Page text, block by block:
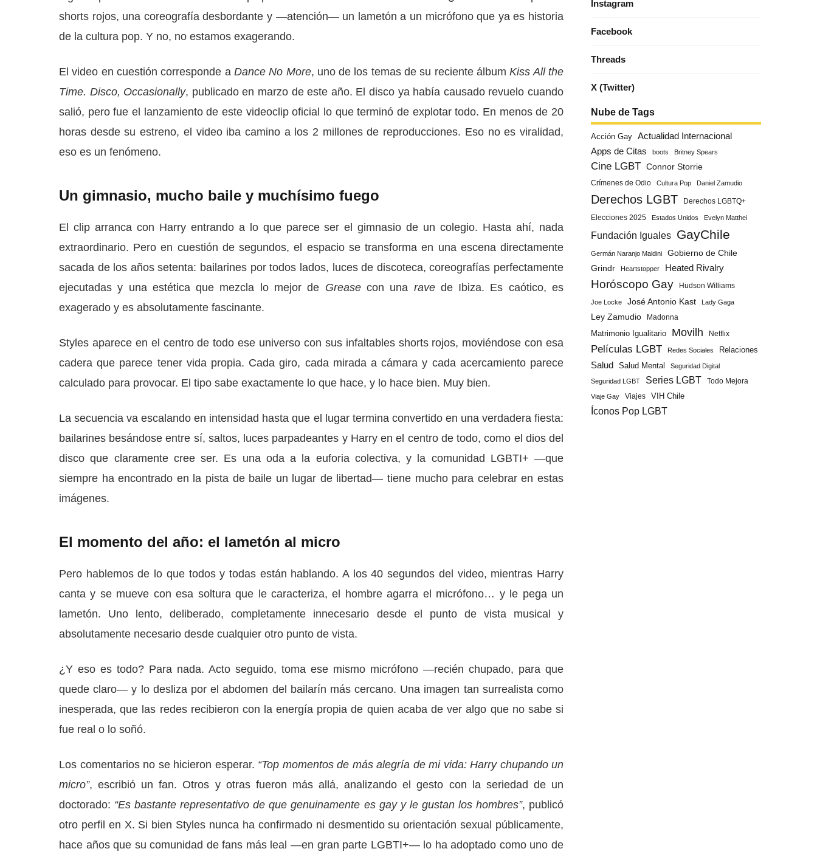
shorts rojos, una coreografía desbordante y —atención— un lametón a un micrófono que ya es historia
de la cultura pop. Y no, no estamos exagerando.
El video en cuestión corresponde a Dance No More, uno de los temas de su reciente álbumKiss All the
Time. Disco, Occasionally, publicado en marzo de este año. El disco ya había causado revuelo cuando
salió, pero fue el lanzamiento de este videoclip oficial lo que terminó de explotar todo. En menos de 20
horas desde su estreno, el video iba camino a los 2 millones de reproducciones. Eso no es viralidad,
eso es un fenómeno.
Un gimnasio, mucho baile y muchísimo fuego
El clip arranca con Harry entrando a lo que parece ser el gimnasio de un colegio. Hasta ahí, nada
extraordinario. Pero en cuestión de segundos, el espacio se transforma en una escena directamente
sacada de los años setenta: bailarines por todos lados, luces de discoteca, coreografías perfectamente
ejecutadas y una estética que mezcla lo mejor de Greasecon una ravede Ibiza. Es caótico, es
exagerado y es absolutamente fascinante.
Styles aparece en el centro de todo ese universo con sus infaltables shorts rojos, moviéndose con esa
cadera que parece tener vida propia. Cada giro, cada mirada a cámara y cada acercamiento parece
calculado para provocar. El tipo sabe exactamente lo que hace, y lo hace bien. Muy bien.
La secuencia va escalando en intensidad hasta que el lugar termina convertido en una verdadera fiesta:
bailarines besándose entre sí, saltos, luces parpadeantes y Harry en el centro de todo, como el dios del
disco que claramente cree ser. Es una oda a la euforia colectiva, y la comunidad LGBTI+ —que
siempre ha encontrado en la pista de baile un lugar de libertad— tiene mucho para celebrar en estas
imágenes.
El momento del año: el lametón al micro
Pero hablemos de lo que todos y todas están hablando. A los 40 segundos del video, mientras Harry
canta y se mueve con esa soltura que le caracteriza, el hombre agarra el micrófono… y le pega un
lametón. Uno lento, deliberado, completamente innecesario desde el punto de vista musical y
absolutamente necesario desde cualquier otro punto de vista.
¿Y eso es todo? Para nada. Acto seguido, toma ese mismo micrófono —recién chupado, para que
quede claro— y lo desliza por el abdomen del bailarín más cercano. Una imagen tan surrealista como
inesperada, que las redes recibieron con la energía propia de quien acaba de ver algo que no sabe si
fue real o lo soñó.
Los comentarios no se hicieron esperar. “Top momentos de más alegría de mi vida: Harry chupando un
micro”, escribió un fan. Otros y otras fueron más allá, analizando el gesto con la seriedad de un
doctorado: “Es bastante representativo de que genuinamente es gay y le gustan los hombres”, publicó
otro perfil en X. Si bien Styles nunca ha confirmado ni desmentido su orientación sexual públicamente,
hace años que su comunidad de fans más leal —en gran parte LGBTI+— lo ha adoptado como uno de
Instagram
Facebook
Threads
X (Twitter)
Nube de Tags
Acción Gay
Actualidad Internacional
Apps de Citas
boots Britney Spears
Cine LGBT Connor Storrie
Crímenes de Odio Cultura Pop Daniel Zamudio
Derechos LGBT
Derechos LGBTQ+
Elecciones 2025
Estados Unidos Evelyn Matthei
Fundación Iguales GayChile
Germán Naranjo Maldini
Gobierno de Chile
Grindr
Heartstopper Heated Rivalry
Horóscopo Gay Hudson Williams
Joe Locke José Antonio Kast Lady Gaga
Ley Zamudio Madonna
Matrimonio Igualitario Movilh Netflix
Películas LGBT Redes Sociales Relaciones
Salud Salud Mental Seguridad Digital
Seguridad LGBT Series LGBT Todo Mejora
Viaje Gay Viajes VIH Chile
Íconos Pop LGBT